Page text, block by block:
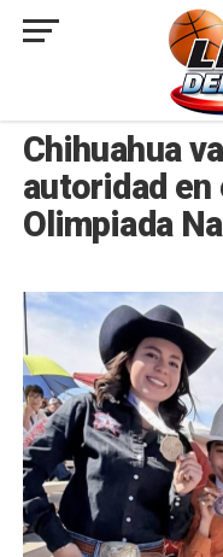
Chihuahua
autoridad en
Olimpiada